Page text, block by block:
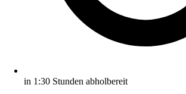
in 1:30 Stunden abholbereit